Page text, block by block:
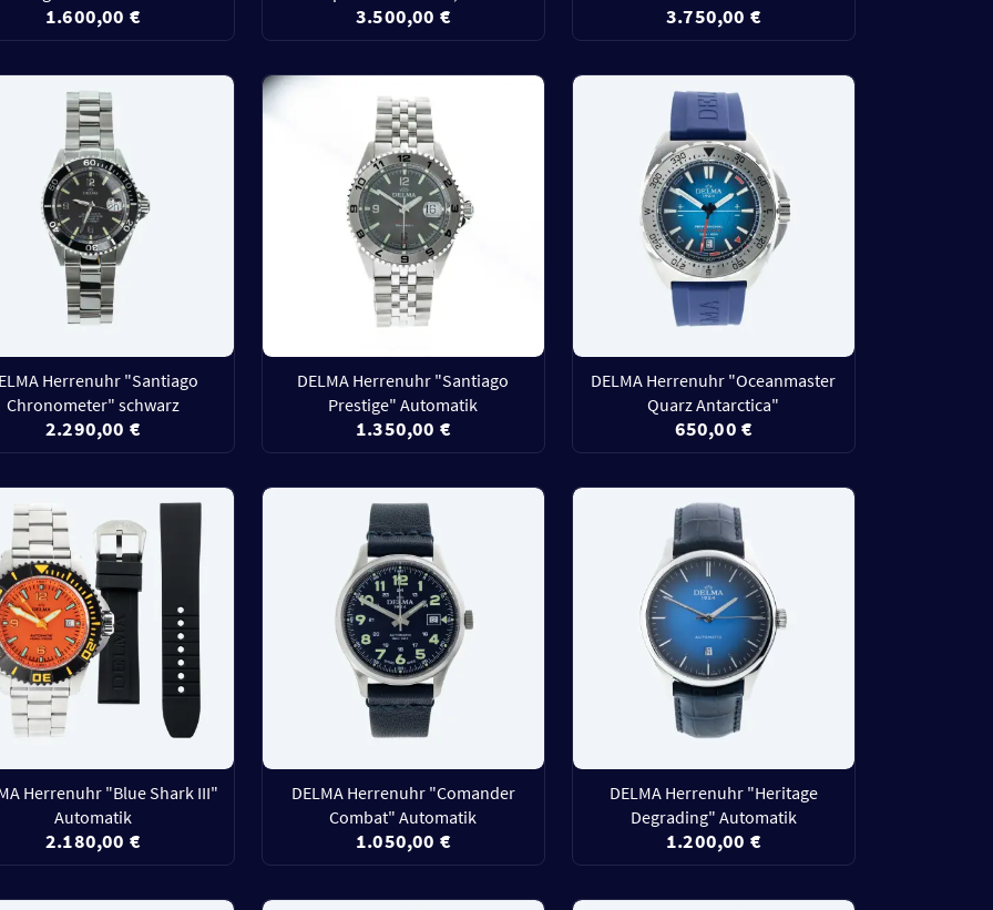
1.600,00 € 3.500,00 € 3.750,00 €
Herrenuhr "Santiago
Chronometer" schwarz
2.290,00 €
DELMA Herrenuhr "Santiago
Prestige" Automatik
1.350,00 €
DELMA Herrenuhr "Oceanmaster
Quarz Antarctica"
650,00 €
Herrenuhr "Blue Shark III"
Automatik
2.180,00 €
DELMA Herrenuhr "Comander
Combat" Automatik
1.050,00 €
DELMA Herrenuhr "Heritage
Degrading" Automatik
1.200,00 €